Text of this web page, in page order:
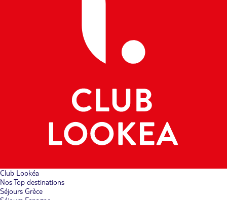
Club Lookéa
Nos Top destinations
Séjours Grèce